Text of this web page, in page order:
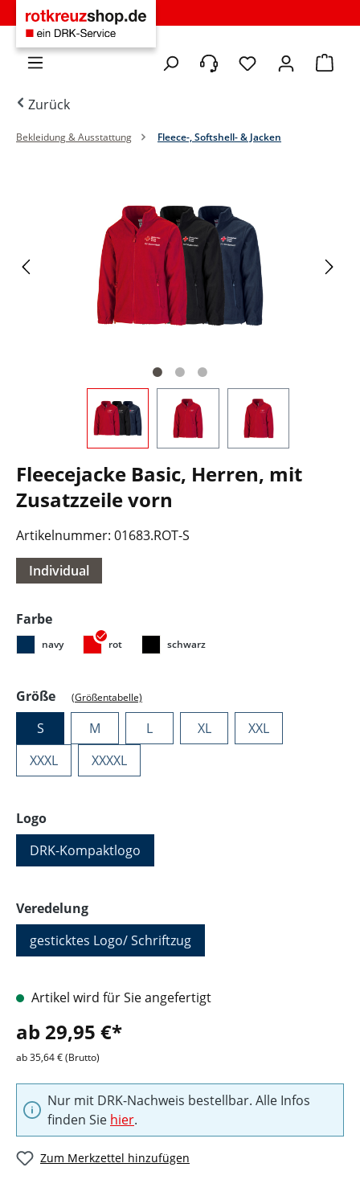
Zum Hauptinhalt springen
Du hast 0
Zurück
Bekleidung & Ausstattung Fleece-, Softshell- & Jacken
Fleecejacke Basic, Herren, mit
Zusatzzeile vorn
Artikelnummer: 01683.ROT-S
Individual
Farbeauswählen
navy rot schwarz
Größeauswählen
(Größentabelle)
S M L XL
XXL
XXXL
XXXXL
Logoauswählen
DRK-Kompaktlogo
Veredelungauswählen
gesticktes Logo/ Schriftzug
Artikel wird für Sie angefertigt
ab 29,95 €*
ab 35,64 € (Brutto)
Nur mit DRK-Nachweis bestellbar. Alle Infos
finden Sie hier.
Zum Merkzettel hinzufügen